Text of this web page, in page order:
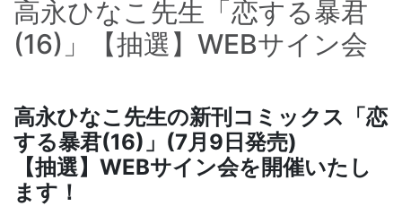
高永ひなこ先生「恋する暴君
(16)」【抽選】WEBサイン会
高永ひなこ先生の新刊コミックス「恋
する暴君(16) 」(7月9日発売)
【抽選】WEBサイン会を開催いたし
ます！